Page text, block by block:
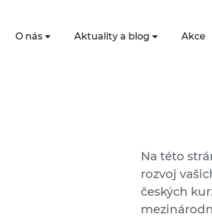
O nás Aktuality a blog Akce
Na této
rozvoj
českých